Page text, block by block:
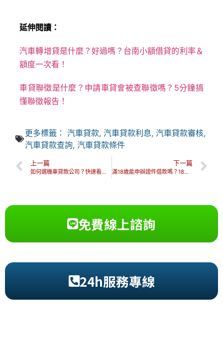
延伸閱讀：
汽車轉增貸是什麼？好過嗎？台南小額借貸的利率＆
額度一次看！
車貸聯徵是什麼？申請車貸會被查聯徵嗎？5分鐘搞
懂聯徵報告！
更多標籤： 汽車貸款,汽車貸款利息,汽車貸款審核,
汽車貸款查詢,汽車貸款條件
上一篇
如何選機車貸款公司？快速看南投小額借貸條件、流程及利率試算！
下一篇
滿18歲能申辦證件借款嗎？18歲南投借錢管道、陷阱及注意事項！
免費線上諮詢
24h服務專線